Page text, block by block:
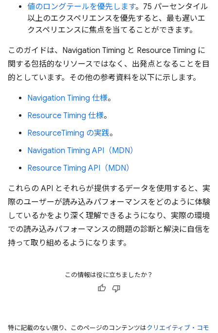
値のロングテールを優先します。75 パーセンタイル
以上のエクスペリエンスを優先すると、最も遅いエ
クスペリエンスに焦点を当てることができます。
このガイドは、Navigation Timing と Resource Timing に
関する包括的なリソースではなく、出発点となることを目
的としています。その他の参考資料を以下に示します。
Navigation Timing 仕様。
Resource Timing 仕様。
ResourceTiming の実践。
Navigation Timing API（MDN）
Resource Timing API（MDN）
これらの API とそれらが提供するデータを使用すると、実
際のユーザーが読み込みパフォーマンスをどのように体験
しているかをより深く理解できるようになり、実際の環境
での読み込みパフォーマンスの問題の診断と解決に自信を
持って取り組めるようになります。
この情報は役に立ちましたか？
特に記載のない限り、このページのコンテンツはクリエイティブ・コモ